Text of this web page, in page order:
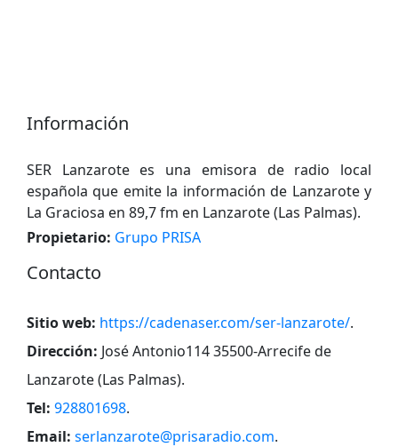
Información
SER Lanzarote es una emisora ​​de radio local
española que emite la información de Lanzarote y
La Graciosa en 89,7 fm en Lanzarote (Las Palmas).
Propietario: Grupo PRISA
Contacto
Sitio web: https://cadenaser.com/ser-lanzarote/.
Dirección: José Antonio114 35500-Arrecife de
Lanzarote (Las Palmas).
Tel: 928801698.
Email: serlanzarote@prisaradio.com.